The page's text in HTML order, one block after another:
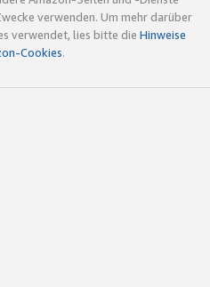
verwenden. Um mehr darüber
verwendet, lies bitte die Hinweise
Cookies.